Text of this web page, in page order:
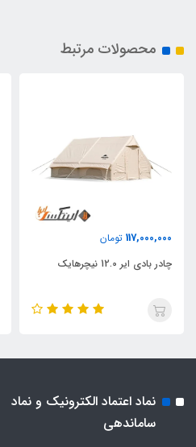
محصولات مرتبط
117,000,000 تومان
چادر بادی ایر 12.0 نیچرهایک
نماد اعتماد الکترونیک و نماد
ساماندهی